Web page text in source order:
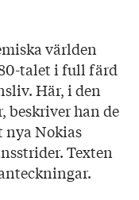
världen
talet i full färd
Här, i den
beskriver han de
nya Nokias
Texten